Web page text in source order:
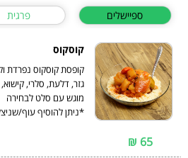
ספיישלים פרגית
קוסקוס
קופסת קוסקוס נפרדת
*ניתן להוסיף עוף/
65 ₪